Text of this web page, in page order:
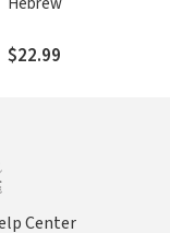
$22.99
Center